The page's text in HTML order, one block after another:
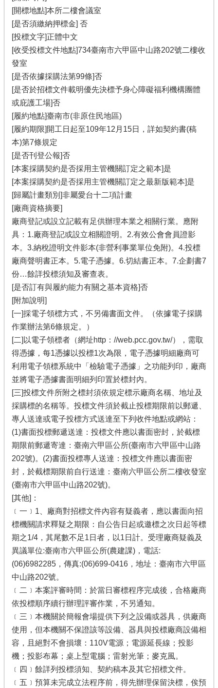
[開標地點]本所二樓會議室
[是否須繳納押標金] 否
[投標文字]正體中文
[收受投標文件地點]734臺南市六甲區中山路202號二樓收
發室
[是否依據採購法第99條]否
[是否於招標文件載明優先決標予身心障礙福利機構團體
或庇護工場]否
[履約地點]臺南市(非原住民地區)
[履約期限]開工日起至109年12月15日，詳如契約書(稿
本)第7條規定
[是否刊登公報]否
[本案採購契約是否採用主管機關訂定之範本]是
[本案採購契約是否採用主管機關訂定之最新版範本]是
[歸屬計畫類別]非屬愛台十二項計畫
[廠商資格摘要]
廠商登記或設立記載有足供辦理本業之相關行業。應附
具：1.廠商登記或設立相關證明。2.有效公會會員證影
本。3.納稅證明文件影本(非營利事業單位免附)。4.投標
廠商聲明書正本。5.電子憑據。6.切結書正本。7.企劃書7
份…餘詳投標須知及審查表。
[是否訂有與履約能力有關之基本資格]否
[附加說明]
[一]採電子領標方式，不另備書面文件。（依據電子採購
作業辦法第6條規定。）
[二]以電子領標者（網址http：//web.pcc.gov.tw/），需取
得憑據，每1憑據以投標1次為限，電子憑據明細廠商可
利用電子領標系統中「檢驗電子憑據」之功能列印，廠商
並將電子憑據書面明細列印置於標封內。
[三]投標文件所附之標封須依規定標示廠商名稱、地址及
採購標的名稱等。投標文件須於截止投標期限前以郵遞、
專人送達或電子投標方式送達至下列收件地點或網站：
(1)書面投標郵遞送達：投標文件應以書面密封，於截標
期限前郵遞寄達：臺南六甲區公所(臺南市六甲區中山路
202號)。(2)書面投標專人送達：投標文件應以書面密
封，於截標期限前自行送達：臺南六甲區公所二樓收發室
(臺南市六甲區中山路202號)。
[其他]：
﹝一﹞1、廠商對招標文件內容有疑義者，應以書面向招
標機關請求釋疑之期限：自公告日起或邀標之次日起等標
期之1/4，其尾數不足1日者，以1日計。受理廠商疑義及
異議單位:臺南市六甲區公所(農建課)，電話:
(06)6982285，傳真:(06)699-0416，地址：臺南市六甲區
中山路202號。
﹝二﹞本案評審時間：於當日審標程序完成後，合格廠商
依投標順序續行辦理評審作業，不另通知。
﹝三﹞本機關於簡報會場提供下列之設備或器具，供廠商
使用，但本機關不保證該等設備、器具與投標廠商設備相
容，且絕對不會損壞：110V電源；電源延長線；投影
機；投影布幕；桌上型電腦；雷射光筆；麥克風。
﹝四﹞餘詳列投標須知、契約稿本及其它招標文件。
﹝五﹞預算未完成立法程序前，得先辦理保留決標，俟預